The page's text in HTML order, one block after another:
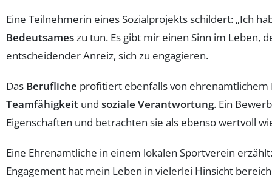
Eine Teilnehmerin eines Sozialprojekts schildert: „Ich
Bedeutsameszu tun. Es gibt mir einen Sinn im Leben,
entscheidender Anreiz, sich zu engagieren.
Das Berufliche profitiert ebenfalls von ehrenamtlichem
Teamfähigkeit und soziale Verantwortung. Ein
Eigenschaften und betrachten sie als ebenso wertvoll
Eine Ehrenamtliche in einem lokalen Sportverein
Engagement hat mein Leben in vielerlei Hinsicht